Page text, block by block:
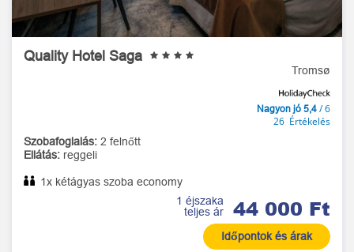
Quality Hotel Saga
Tromsø
Nagyon jó 5,4 / 6
26 Értékelés
Szobafoglalás: 2 felnőtt
Ellátás: reggeli
1x kétágyas szoba economy
1 éjszaka
teljes ár
44 000 Ft
Időpontok és árak